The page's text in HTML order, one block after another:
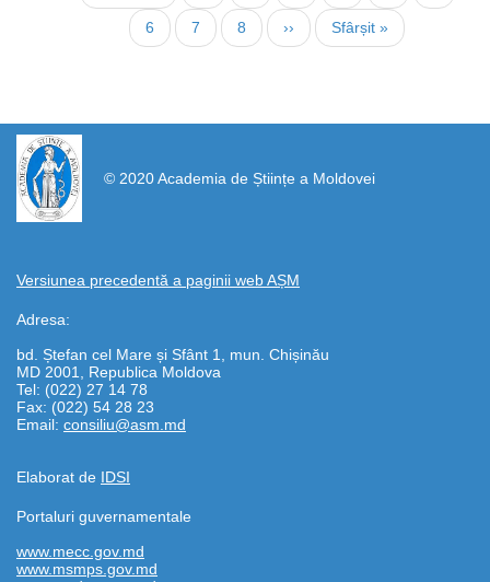
pagină
anterioară
Page
6
Pagina
curentă
7 Page
8
Pagina
următoare
››
Ultima
pagină
Sfârșit »
© 2020 Academia de Științe a Moldovei
Versiunea precedentă a paginii web AȘM
Adresa:
bd. Ștefan cel Mare și Sfânt 1, mun. Chișinău
MD 2001, Republica Moldova
Tel: (022) 27 14 78
Fax: (022) 54 28 23
Email: consiliu@asm.md
Elaborat de IDSI
https://propletenie.ru/
Portaluri guvernamentale
www.mecc.gov.md
www.msmps.gov.md